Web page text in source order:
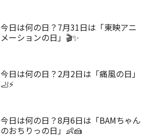
今日は何の日？7月31日は「東映アニ
メーションの日」🎬✨
今日は何の日？2月2日は「痛風の日」
🦶⚡
今日は何の日？8月6日は「BAMちゃん
のおちりっの日」👶🍰